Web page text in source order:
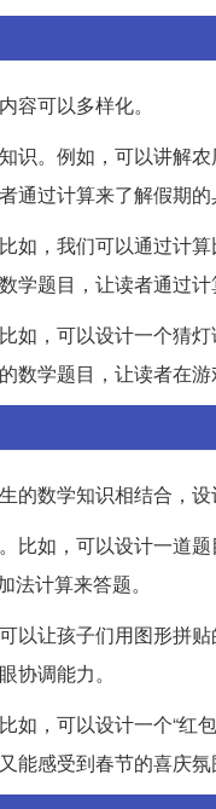
可以多样化。
识。例如，可以讲解
过计算来了解假期的
如，我们可以通过计
题目，让读者通过计
如，可以设计一个猜
学题目，让读者在游
数学知识相结合，设
如，可以设计一道
计算来答题。
以让孩子们用图形拼
协调能力。
，可以设计一个“红
感受到春节的喜庆氛